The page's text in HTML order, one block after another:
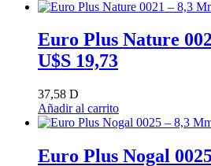
Euro Plus Nature
U$S 19,73
37,58 D
Añadir al carrito
Euro Plus Nogal